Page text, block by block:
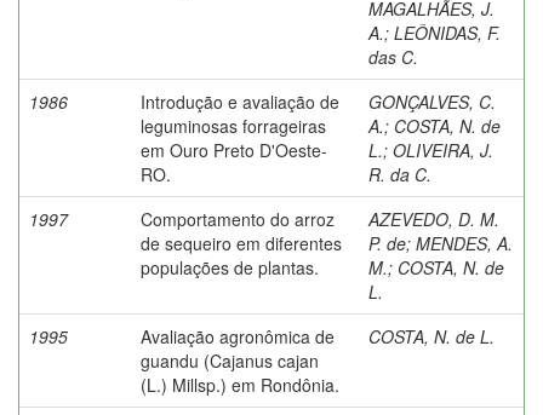
MAGALHÃES, J.
A.; LEÔNIDAS, F.
das C.
1986
Introdução e avaliação de
leguminosas forrageiras
em Ouro Preto D'Oeste-
RO.
GONÇALVES, C.
A.; COSTA, N. de
L.; OLIVEIRA, J.
R. da C.
1997
Comportamento do arroz
de sequeiro em diferentes
populações de plantas.
AZEVEDO, D. M.
P. de; MENDES, A.
M.; COSTA, N. de
L.
1995
Avaliação agronômica de
guandu (Cajanus cajan
(L.) Millsp.) em Rondônia.
COSTA, N. de L.